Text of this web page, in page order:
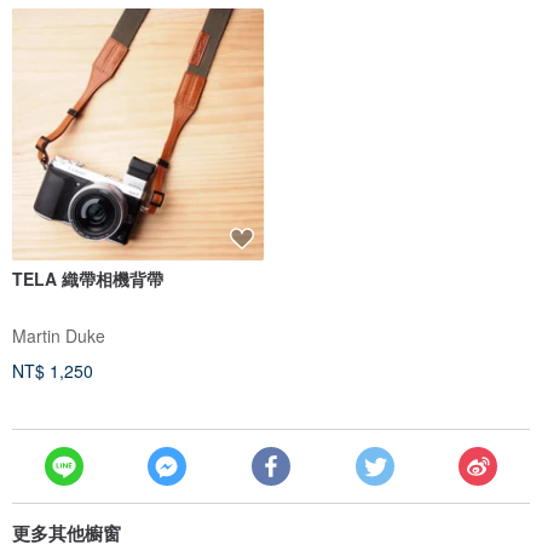
TELA 織帶相機背帶
Martin Duke
NT$ 1,250
更多其他櫥窗